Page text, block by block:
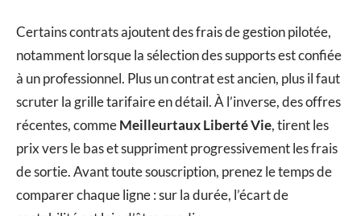
Certains contrats ajoutent des frais de gestion pilotée,
notamment lorsque la sélection des supports est confiée
à un professionnel. Plus un contrat est ancien, plus il faut
scruter la grille tarifaire en détail. À l’inverse, des offres
récentes, commeMeilleurtaux Liberté Vie, tirent les
prix vers le bas et suppriment progressivement les frais
de sortie. Avant toute souscription, prenez le temps de
comparer chaque ligne : sur la durée, l’écart de